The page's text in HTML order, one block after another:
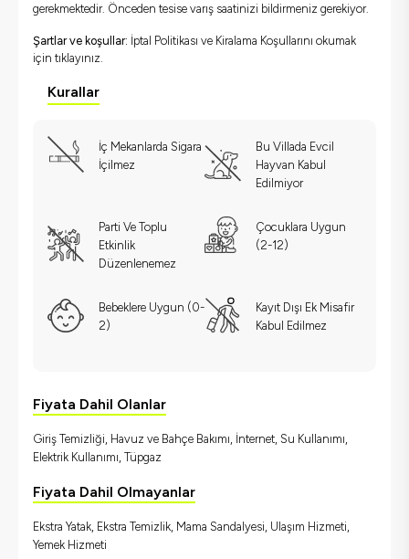
gerekmektedir. Önceden tesise varış saatinizi bildirmeniz gerekiyor.
Şartlar ve koşullar: İptal Politikası ve Kiralama Koşullarını okumak
için tıklayınız.
Kurallar
İç Mekanlarda Sigara
İçilmez
Bu Villada Evcil
Hayvan Kabul
Edilmiyor
Parti Ve Toplu
Etkinlik
Düzenlenemez
Çocuklara Uygun
(2-12)
Bebeklere Uygun (0-
2)
Kayıt Dışı Ek Misafir
Kabul Edilmez
Fiyata Dahil Olanlar
Giriş Temizliği, Havuz ve Bahçe Bakımı, İnternet, Su Kullanımı,
Elektrik Kullanımı, Tüpgaz
Fiyata Dahil Olmayanlar
Ekstra Yatak, Ekstra Temizlik, Mama Sandalyesi, Ulaşım Hizmeti,
Yemek Hizmeti